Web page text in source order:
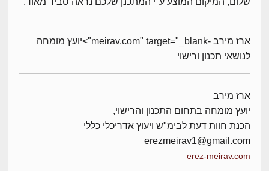
ארז מירב -meirav.com" target="_blank">יועץ מומחה
לנושאי תכנון ורישוי
ארז מירב
יועץ מומחה בתחום התכנון והרישוי,
הכנת חוות דעת לבימ"ש ויעוץ אדריכלי כללי
erezmeirav1@gmail.com
erez-meirav.com